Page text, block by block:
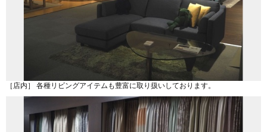
［店内］ 各種リビングアイテムも豊富に取り扱いしております。